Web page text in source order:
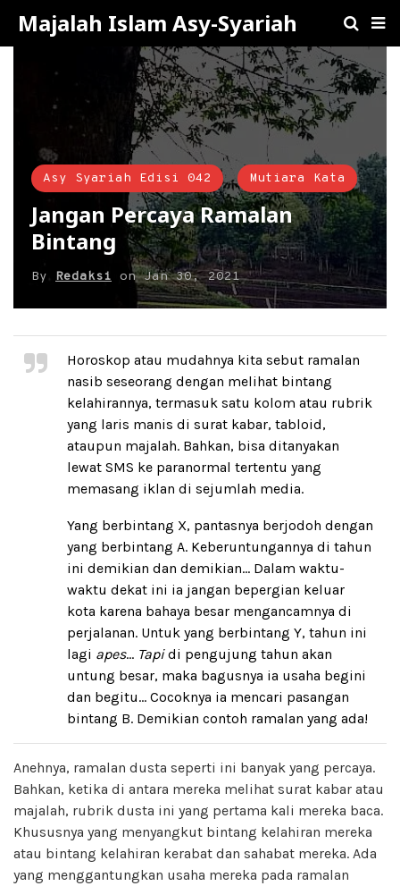
Majalah Islam Asy-Syariah
Asy Syariah Edisi 042 Mutiara Kata
Jangan Percaya Ramalan
Bintang
By Redaksi onJan 30, 2021
Horoskop atau mudahnya kita sebut ramalan
nasib seseorang dengan melihat bintang
kelahirannya, termasuk satu kolom atau rubrik
yang laris manis di surat kabar, tabloid,
ataupun majalah. Bahkan, bisa ditanyakan
lewat SMS ke paranormal tertentu yang
memasang iklan di sejumlah media.
Yang berbintang X, pantasnya berjodoh dengan
yang berbintang A. Keberuntungannya di tahun
ini demikian dan demikian… Dalam waktu-
waktu dekat ini ia jangan bepergian keluar
kota karena bahaya besar mengancamnya di
perjalanan. Untuk yang berbintang Y, tahun ini
lagi apes… Tapidi pengujung tahun akan
untung besar, maka bagusnya ia usaha begini
dan begitu… Cocoknya ia mencari pasangan
bintang B. Demikian contoh ramalan yang ada!
Anehnya, ramalan dusta seperti ini banyak yang percaya.
Bahkan, ketika di antara mereka melihat surat kabar atau
majalah, rubrik dusta ini yang pertama kali mereka baca.
Khususnya yang menyangkut bintang kelahiran mereka
atau bintang kelahiran kerabat dan sahabat mereka. Ada
yang menggantungkan usaha mereka pada ramalan